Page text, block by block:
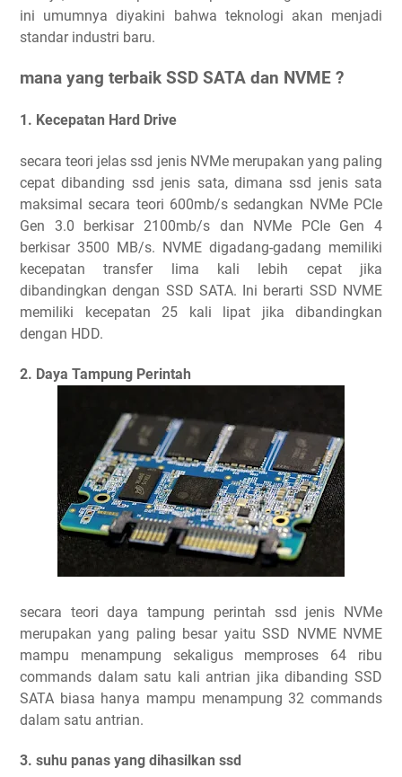
ini umumnya diyakini bahwa teknologi akan menjadi
standar industri baru.‎
mana yang terbaik SSD SATA dan NVME ?
1. Kecepatan Hard Drive
secara teori jelas ssd jenis NVMe merupakan yang paling
cepat dibanding ssd jenis sata, dimana ssd jenis sata
maksimal secara teori 600mb/s sedangkan NVMe PCIe
Gen 3.0 berkisar 2100mb/s dan NVMe PCIe Gen 4
berkisar 3500 MB/s. NVME digadang-gadang memiliki
kecepatan transfer lima kali lebih cepat jika
dibandingkan dengan SSD SATA. Ini berarti SSD NVME
memiliki kecepatan 25 kali lipat jika dibandingkan
dengan HDD.
2. Daya Tampung Perintah
secara teori daya tampung perintah ssd jenis NVMe
merupakan yang paling besar yaitu SSD NVME NVME
mampu menampung sekaligus memproses 64 ribu
commands dalam satu kali antrian jika dibanding SSD
SATA biasa hanya mampu menampung 32 commands
dalam satu antrian.
3. suhu panas yang dihasilkan ssd